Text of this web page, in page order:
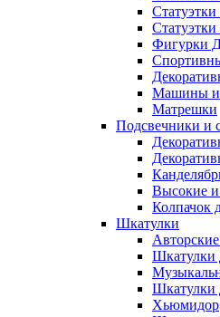
Фигурки
Машины и
Матрешки
Подсвечники и
Высокие
Колпачок
Шкатулки
Шкатулки
Шкатулки
Хьюмидор